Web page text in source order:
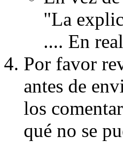
"La
.... En
Por favor
antes de
los
qué no se